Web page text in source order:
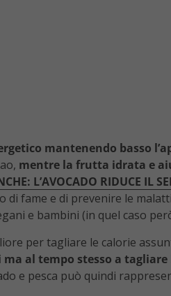
mantenendo basso
mentre la frutta idrata e
L’AVOCADO RIDUCE IL
di fame e di prevenire le
e bambini (in quel caso
per tagliare le calorie
al tempo stesso a
e pesca può quindi